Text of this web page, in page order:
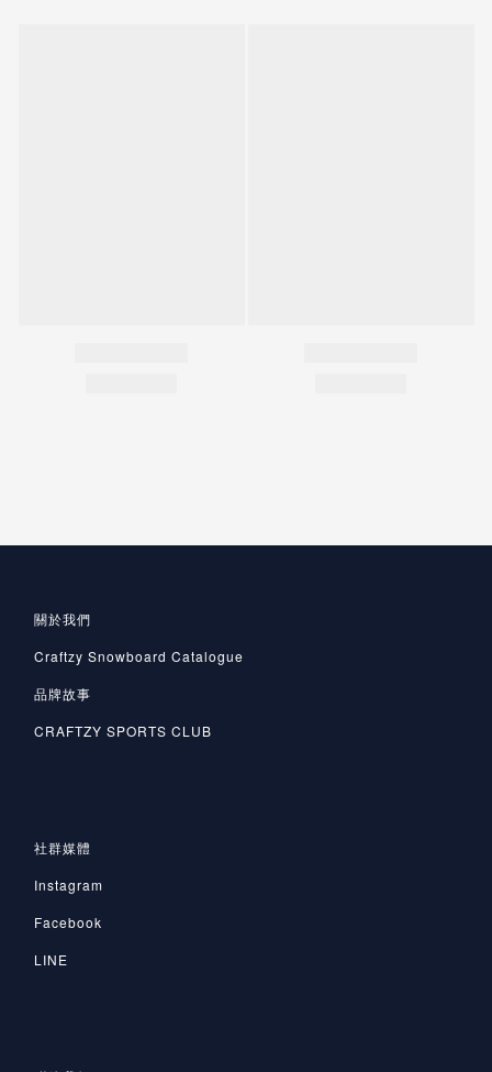
關於我們
Craftzy Snowboard Catalogue
品牌故事
CRAFTZY SPORTS CLUB
社群媒體
Instagram
Facebook
LINE